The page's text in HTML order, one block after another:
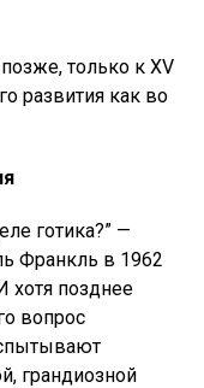
только к XV
развития как во
готика?” —
Франкль в 1962
хотя позднее
вопрос
грандиозной